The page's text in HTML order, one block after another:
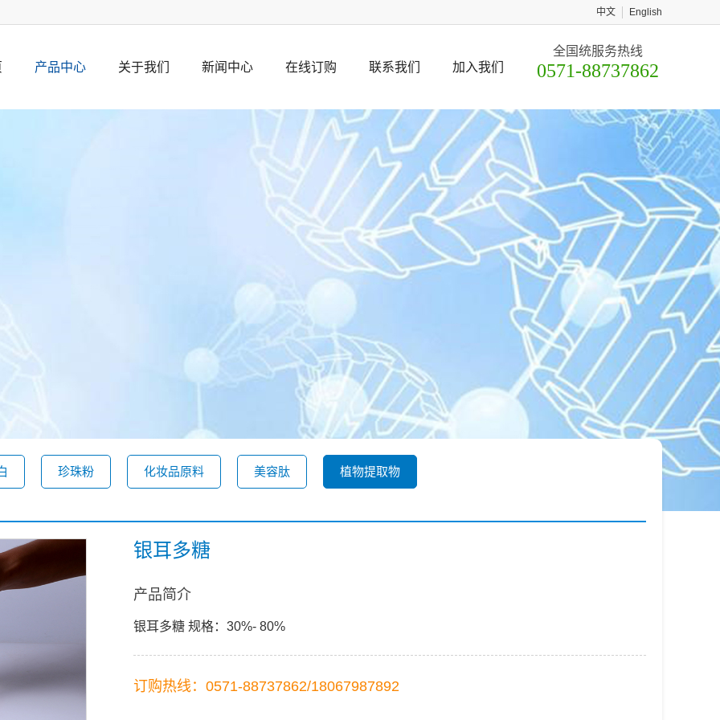
中文 English
产品中心 关于我们 新闻中心 在线订购 联系我们 加入我们
全国统服务热线
0571-88737862
珍珠粉 化妆品原料 美容肽 植物提取物
银耳多糖
产品简介
银耳多糖 规格：30%- 80%
订购热线：0571-88737862/18067987892